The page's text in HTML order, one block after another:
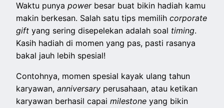
Waktu punyapower besar buat bikin hadiah kamu
makin berkesan. Salah satu tips memilihcorporate
giftyang sering disepelekan adalah soal timing.
Kasih hadiah di momen yang pas, pasti rasanya
bakal jauh lebih spesial!
Contohnya, momen spesial kayak ulang tahun
karyawan,anniversary perusahaan, atau ketikan
karyawan berhasil capaimilestoneyang bikin